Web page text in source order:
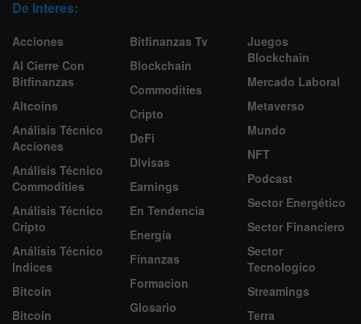
De Interes:
Acciones
Al Cierre Con
Bitfinanzas
Altcoins
Análisis Técnico
Acciones
Análisis Técnico
Commodities
Análisis Técnico
Cripto
Análisis Técnico
Indices
Bitcoin
Bitcoin
Bitfinanzas Tv
Blockchain
Commodities
Cripto
DeFi
Divisas
Earnings
En Tendencia
Energía
Finanzas
Formacion
Glosario
Juegos
Blockchain
Mercado Laboral
Metaverso
Mundo
NFT
Podcast
Sector Energético
Sector Financiero
Sector
Tecnologico
Streamings
Terra